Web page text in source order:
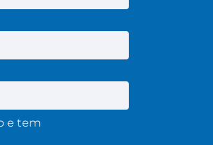
e tem